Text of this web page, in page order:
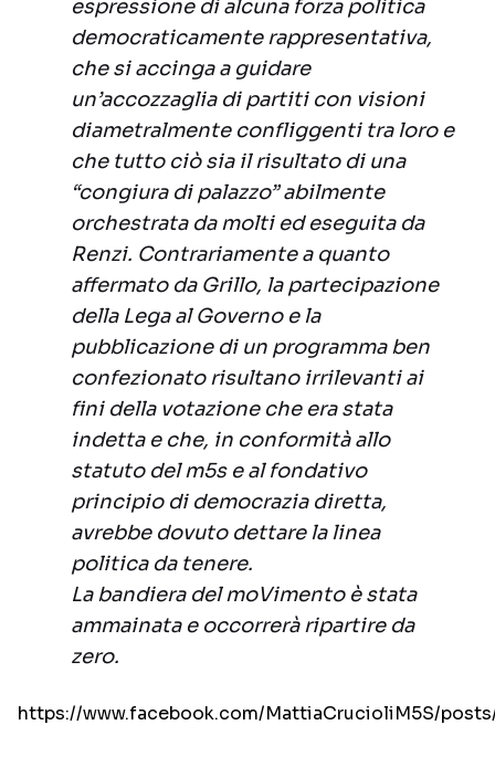
espressione di alcuna forza politica
democraticamente rappresentativa,
che si accinga a guidare
un’accozzaglia di partiti con visioni
diametralmente confliggenti tra loro e
che tutto ciò sia il risultato di una
“congiura di palazzo” abilmente
orchestrata da molti ed eseguita da
Renzi. Contrariamente a quanto
affermato da Grillo, la partecipazione
della Lega al Governo e la
pubblicazione di un programma ben
confezionato risultano irrilevanti ai
fini della votazione che era stata
indetta e che, in conformità allo
statuto del m5s e al fondativo
principio di democrazia diretta,
avrebbe dovuto dettare la linea
politica da tenere.
La bandiera del moVimento è stata
ammainata e occorrerà ripartire da
zero.
https://www.facebook.com/MattiaCrucioliM5S/posts/